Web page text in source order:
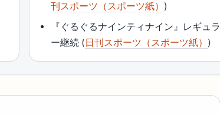
刊スポーツ（スポーツ紙） )
『ぐるぐるナインティナイン』レギュラ
ー継続 (日刊スポーツ（スポーツ紙） )